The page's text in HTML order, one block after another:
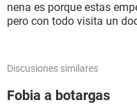
nena es porque estas
pero con todo visita un
Discusiones similares
Fobia a botargas